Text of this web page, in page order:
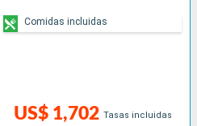
US$ 1,702 Tasas incluidas
Comidas incluidas